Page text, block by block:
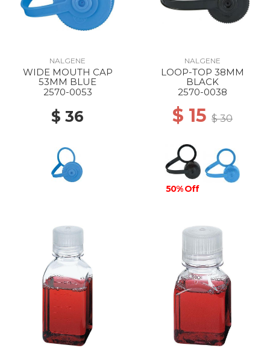
NALGENE
WIDE MOUTH CAP
53MM BLUE
2570-0053
$ 36
NALGENE
LOOP-TOP 38MM
BLACK
2570-0038
$ 15 $ 30
50% Off